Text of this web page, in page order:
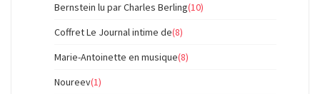
Bernstein lu par Charles Berling(10)
Coffret Le Journal intime de(8)
Marie-Antoinette en musique(8)
Noureev(1)